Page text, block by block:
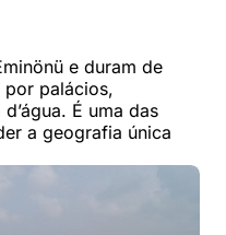
e duram de
por palácios,
É uma das
a geografia única